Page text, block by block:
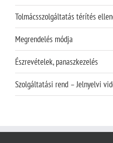
Tolmácsszolgáltatás térítés
Megrendelés módja
Észrevételek, panaszkezelés
Szolgáltatási rend – Jelnyelvi